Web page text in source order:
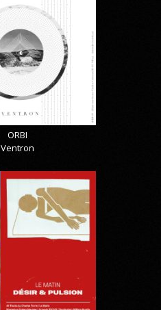
ORBI
Ventron